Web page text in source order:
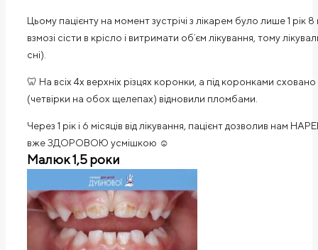
Цьому пацієнту на момент зустрічі з лікарем було лише 1 рік
взмозі сісти в крісло і витримати обʼєм лікування, тому
сні).
🦷 На всіх 4х верхніх різцях коронки, а під коронками
(четвірки на обох щелепах) відновили пломбами.
Через 1 рік і 6 місяців від лікування, пацієнт дозволив нам
вже ЗДОРОВОЮ усмішкою ☺️
Малюк 1,5 роки